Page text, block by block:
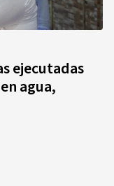
ejecutadas
agua,